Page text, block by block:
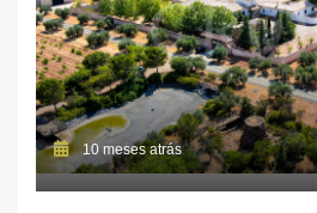
10 meses atrás